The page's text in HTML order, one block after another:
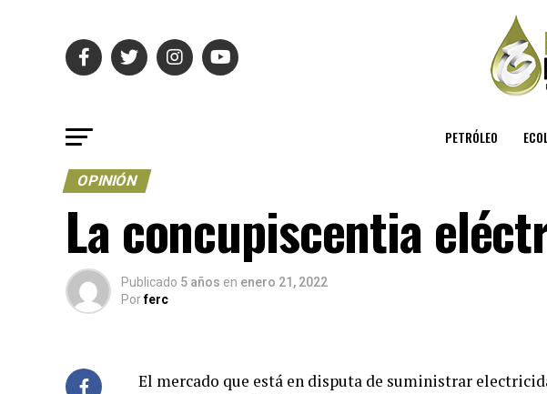
PETRÓLEO
OPINIÓN
La concupiscentia
Publicado 5 años en enero 21, 2022
Porferc
El mercado que está en disputa de suministrar